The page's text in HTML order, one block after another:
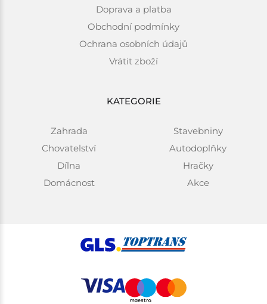
Doprava a platba
Obchodní podmínky
Ochrana osobních údajů
Vrátit zboží
KATEGORIE
Zahrada
Chovatelství
Dílna
Domácnost
Stavebniny
Autodoplňky
Hračky
Akce